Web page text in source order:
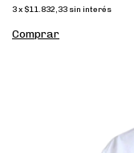
3x $11.832,33 sin interés
Comprar